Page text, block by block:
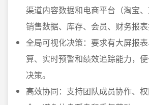
渠道内容数据和电商平台（淘宝、
销售数据、库存、会员、财务报表
全局可视化决策：要求有大屏报
算、实时预警和绩效追踪能力，
决策。
高效协同：支持团队成员协作、